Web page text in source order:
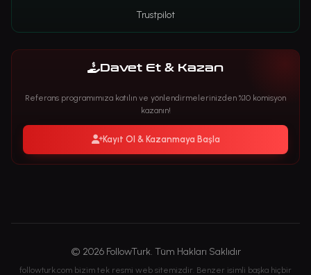
Trustpilot
Davet Et & Kazan
Referans programımıza katılın ve yönlendirmelerinizden %10 komisyon
kazanın!
Kayıt Ol & Kazanmaya Başla
© 2026 FollowTurk. Tüm Hakları Saklıdır
followturk.com bizim tek resmi web sitemizdir. Benzer isimli başka hiçbir